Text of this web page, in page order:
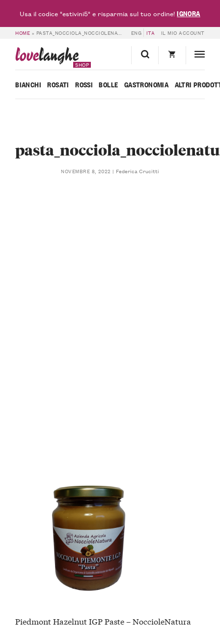
HOME » PASTA_NOCCIOLA_NOCCIOLENATURA ENG ITA IL MIO ACCOUNT
lovelanghe
SHOP
BIANCHI ROSATI ROSSI BOLLE GASTRONOMIA ALTRI
NOVEMBRE 8, 2022 Federica Crucitti
Piedmont Hazelnut IGP Paste – NoccioleNatura
Usa il codice "estivini5" e risparmia sul tuo ordine!IGNORA